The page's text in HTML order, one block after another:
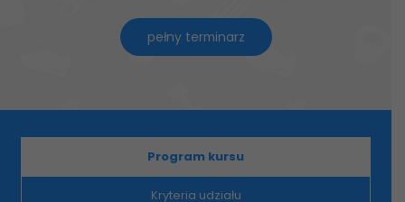
pełny terminarz
Program kursu
Kryteria udziału